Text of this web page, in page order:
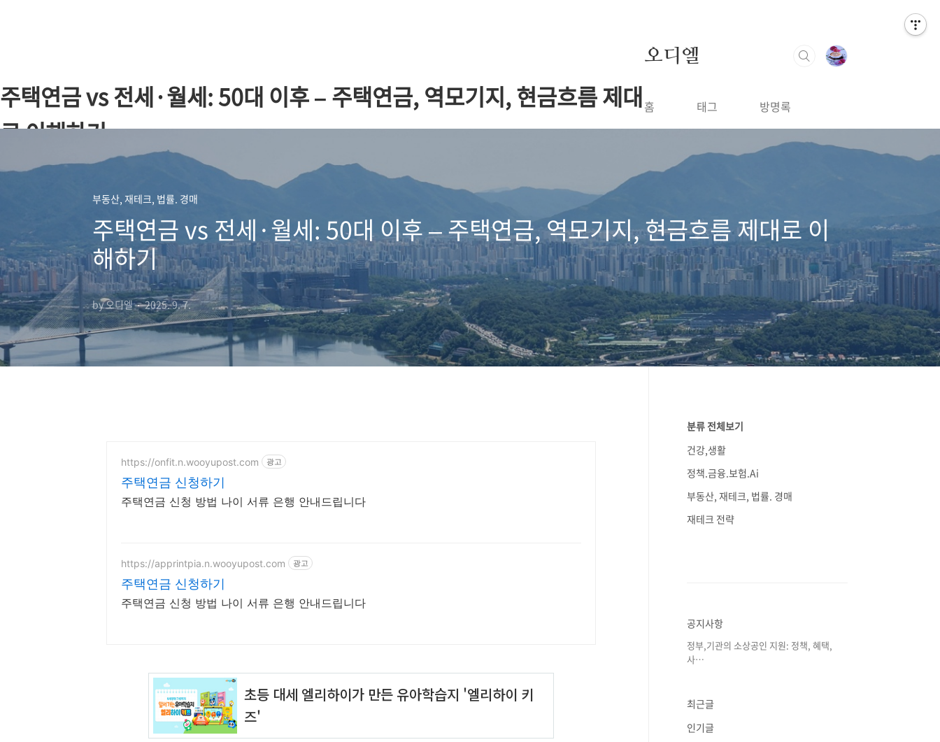
주택연금 vs 전세·월세: 50대 이후 – 주택연금, 역모기지, 현금흐름 제대
로 이해하기
오디엘
홈 태그 방명록
부동산, 재테크, 법률. 경매
주택연금 vs 전세·월세: 50대 이후 – 주택연금, 역모기지, 현금흐름 제대로 이
해하기
by 오디엘 2025. 9. 7.
https://onfit.n.wooyupost.com 광고
주택연금 신청하기
주택연금 신청 방법 나이 서류 은행 안내드립니다
https://apprintpia.n.wooyupost.com 광고
주택연금 신청하기
주택연금 신청 방법 나이 서류 은행 안내드립니다
분류 전체보기
건강,생활
정책.금융.보험.Ai
부동산, 재테크, 법률. 경매
재테크 전략
공지사항
정부,기관의 소상공인 지원: 정책, 혜택,
사⋯
최근글
인기글